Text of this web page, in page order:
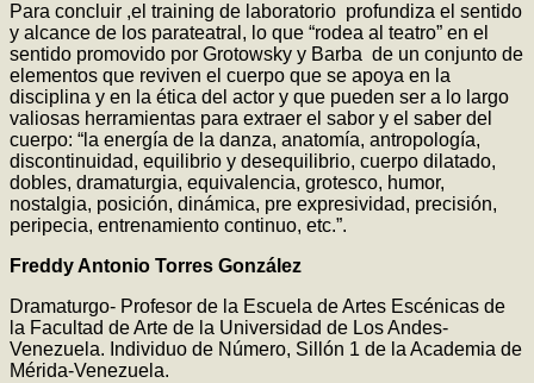
Para concluir ,el training de laboratorio profundiza el sentido
y alcance de los parateatral, lo que “rodea al teatro” en el
sentido promovido por Grotowsky y Barba de un conjunto de
elementos que reviven el cuerpo que se apoya en la
disciplina y en la ética del actor y que pueden ser a lo largo
valiosas herramientas para extraer el sabor y el saber del
cuerpo: “la energía de la danza, anatomía, antropología,
discontinuidad, equilibrio y desequilibrio, cuerpo dilatado,
dobles, dramaturgia, equivalencia, grotesco, humor,
nostalgia, posición, dinámica, pre expresividad, precisión,
peripecia, entrenamiento continuo, etc.”.
Freddy Antonio Torres González
Dramaturgo- Profesor de la Escuela de Artes Escénicas de
la Facultad de Arte de la Universidad de Los Andes-
Venezuela. Individuo de Número, Sillón 1 de la Academia de
Mérida-Venezuela.